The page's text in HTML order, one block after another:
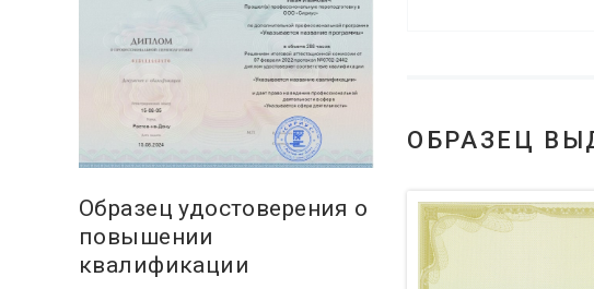
ОБРАЗЕЦ
Образец удостоверения о
повышении
квалификации